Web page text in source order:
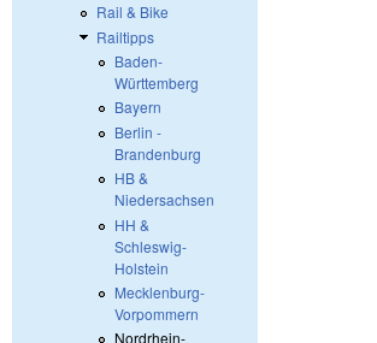
Rail & Bike
Railtipps
Baden-
Württemberg
Bayern
Berlin -
Brandenburg
HB &
Niedersachsen
HH &
Schleswig-
Holstein
Mecklenburg-
Vorpommern
Nordrhein-